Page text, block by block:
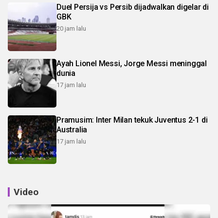
Duel Persija vs Persib dijadwalkan digelar di
GBK
20 jam lalu
Ayah Lionel Messi, Jorge Messi meninggal
dunia
17 jam lalu
Pramusim: Inter Milan tekuk Juventus 2-1 di
Australia
17 jam lalu
Video